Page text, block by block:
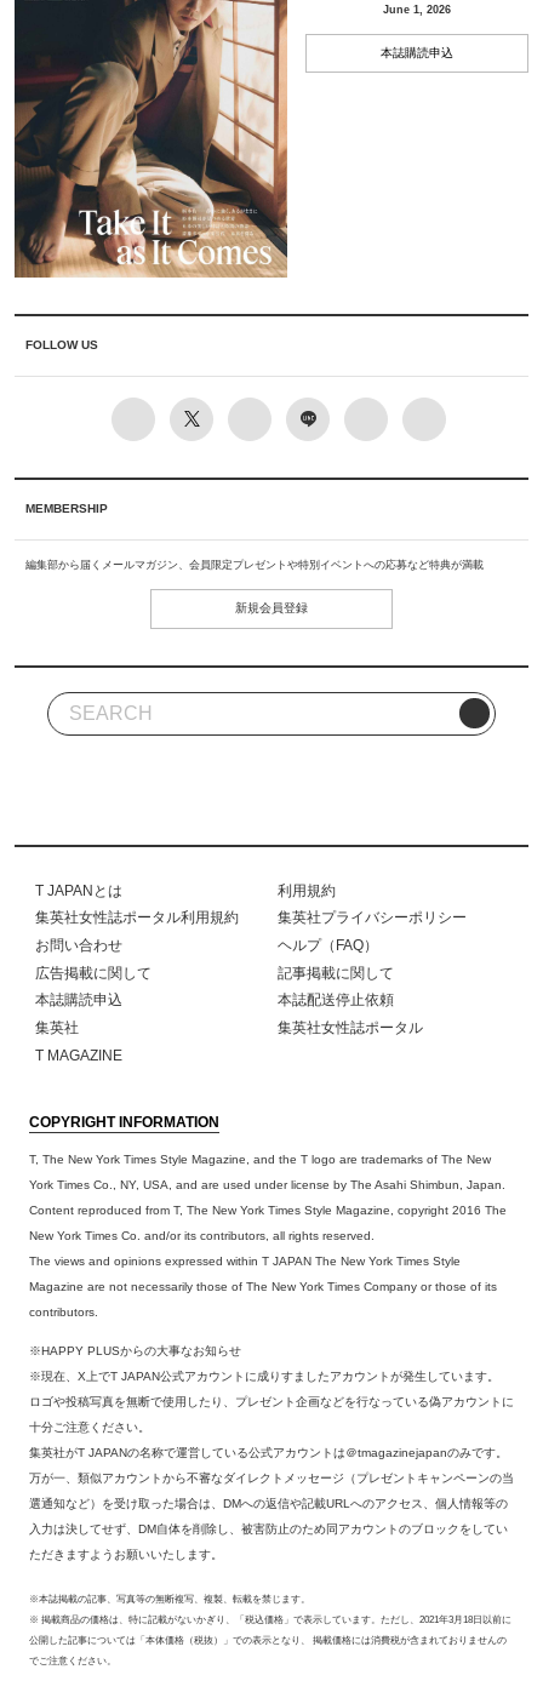
June 1, 2026
本誌購読申込
FOLLOW US
MEMBERSHIP
編集部から届くメールマガジン、会員限定プレゼントや特別イベントへの応募など特典が満載
新規会員登録
T JAPANとは
利用規約
集英社女性誌ポータル利用規約
集英社プライバシーポリシー
お問い合わせ
ヘルプ（FAQ）
広告掲載に関して
記事掲載に関して
本誌購読申込
本誌配送停止依頼
集英社
集英社女性誌ポータル
T MAGAZINE
COPYRIGHT INFORMATION
T, The New York Times Style Magazine, and the T logo are trademarks of The New
York Times Co., NY, USA, and are used under license by The Asahi Shimbun, Japan.
Content reproduced from T, The New York Times Style Magazine, copyright 2016 The
New York Times Co. and/or its contributors, all rights reserved.
The views and opinions expressed within T JAPAN The New York Times Style
Magazine are not necessarily those of The New York Times Company or those of its
contributors.
※HAPPY PLUSからの大事なお知らせ
※現在、X上でT JAPAN公式アカウントに成りすましたアカウントが発生しています。
ロゴや投稿写真を無断で使用したり、プレゼント企画などを行なっている偽アカウントに
十分ご注意ください。
集英社がT JAPANの名称で運営している公式アカウントは＠tmagazinejapanのみです。
万が一、類似アカウントから不審なダイレクトメッセージ（プレゼントキャンペーンの当
選通知など）を受け取った場合は、DMへの返信や記載URLへのアクセス、個人情報等の
入力は決してせず、DM自体を削除し、被害防止のため同アカウントのブロックをしてい
ただきますようお願いいたします。
※本誌掲載の記事、写真等の無断複写、複製、転載を禁じます。
※ 掲載商品の価格は、特に記載がないかぎり、「税込価格」で表示しています。ただし、2021年3月18日以前に
公開した記事については「本体価格（税抜）」での表示となり、 掲載価格には消費税が含まれておりませんの
でご注意ください。